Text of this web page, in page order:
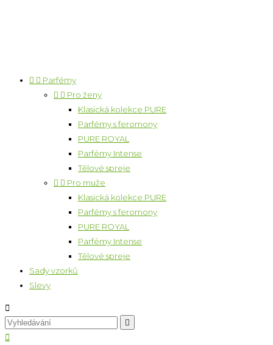
  Parfémy
  Pro ženy
Klasická kolekce PURE
Parfémy s feromony
PURE ROYAL
Parfémy Intense
Tělové spreje
  Pro muže
Klasická kolekce PURE
Parfémy s feromony
PURE ROYAL
Parfémy Intense
Tělové spreje
Sady vzorků
Slevy


